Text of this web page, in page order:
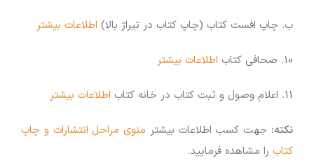
ب. چاپ افست کتاب (چاپ کتاب در تیراژ بالا) اطلاعات بیشتر
10. صحافی کتاب اطلاعات بیشتر
11. اعلام وصول و ثبت کتاب در خانه کتاب اطلاعات بیشتر
نکته: جهت کسب اطلاعات بیشتر منوی مراحل انتشارات و چاپ
کتاب‌ را مشاهده فرمایید.